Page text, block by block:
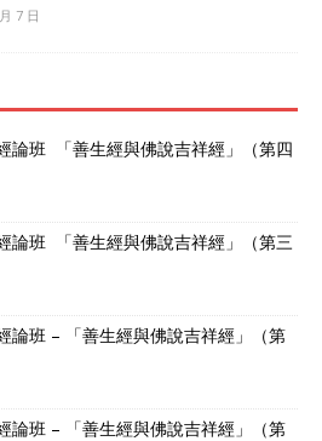
7 日
論班 「善生經與佛說吉祥經」（第四
論班 「善生經與佛說吉祥經」（第三
論班 – 「善生經與佛說吉祥經」（第
論班 – 「善生經與佛說吉祥經」（第